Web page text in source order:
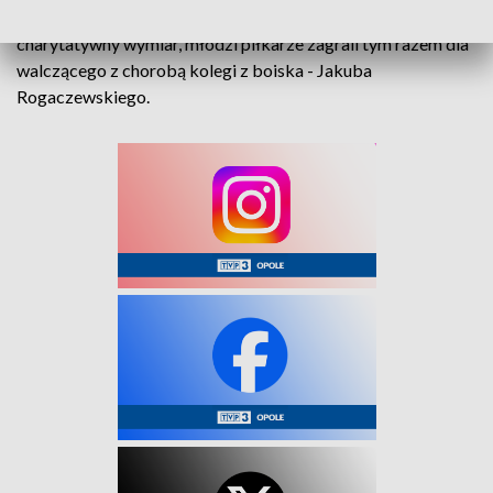
charytatywny wymiar, młodzi piłkarze zagrali tym razem dla
walczącego z chorobą kolegi z boiska - Jakuba
Rogaczewskiego.